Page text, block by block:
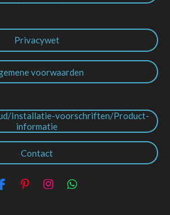
Privacywet
voorwaarden
Installatie-voorschriften/Product-
informatie
Contact
F
P
I
W